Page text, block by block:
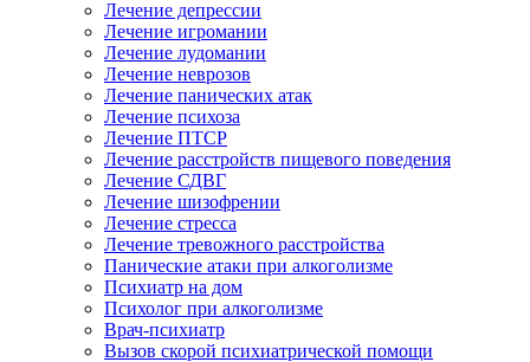
Лечение депрессии
Лечение игромании
Лечение лудомании
Лечение неврозов
Лечение панических атак
Лечение психоза
Лечение ПТСР
Лечение расстройств пищевого поведения
Лечение СДВГ
Лечение шизофрении
Лечение стресса
Лечение тревожного расстройства
Панические атаки при алкоголизме
Психиатр на дом
Психолог при алкоголизме
Врач-психиатр
Вызов скорой психиатрической помощи